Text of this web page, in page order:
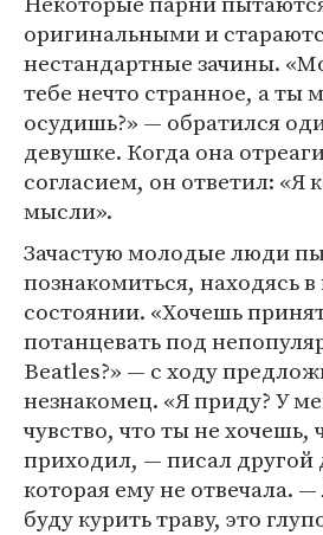
оригинальными и
нестандартные зачины.
тебе нечто странное, а ты
осудишь?» — обратился
девушке. Когда она
согласием, он ответил: «Я
мысли».
Зачастую молодые люди
познакомиться, находясь
состоянии. «Хочешь
потанцевать под
Beatles?» — с ходу
незнакомец. «Я приду? У
чувство, что ты не хочешь,
приходил, — писал другой
которая ему не отвечала.
буду курить траву, это